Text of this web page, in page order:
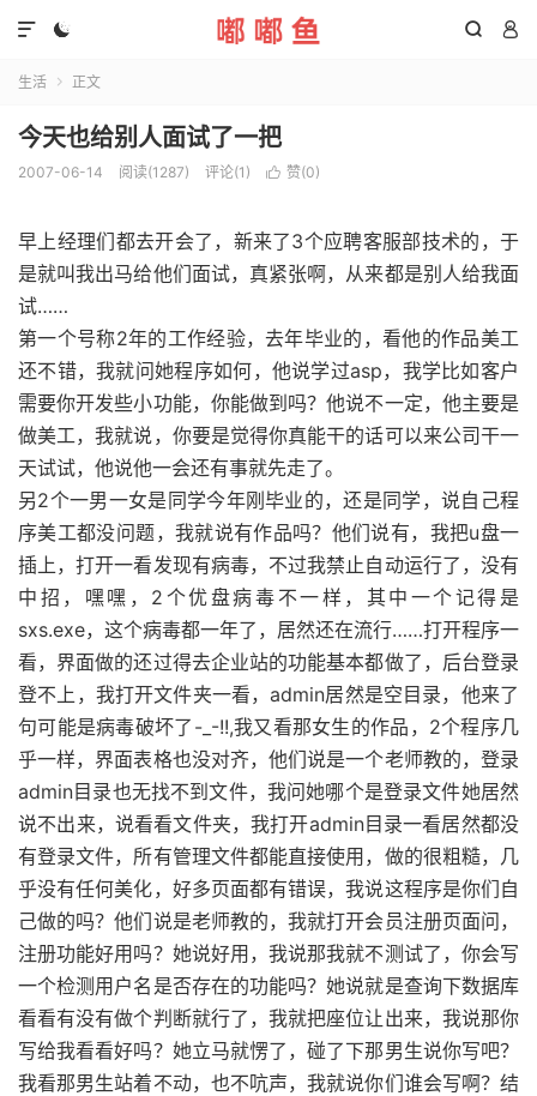
  

生活  正文
今天也给别人面试了一把
2007-06-14 阅读(1287) 评论(1)  赞(0)
早上经理们都去开会了，新来了3个应聘客服部技术的，于
是就叫我出马给他们面试，真紧张啊，从来都是别人给我面
试……
第一个号称2年的工作经验，去年毕业的，看他的作品美工
还不错，我就问她程序如何，他说学过asp，我学比如客户
需要你开发些小功能，你能做到吗？他说不一定，他主要是
做美工，我就说，你要是觉得你真能干的话可以来公司干一
天试试，他说他一会还有事就先走了。
另2个一男一女是同学今年刚毕业的，还是同学，说自己程
序美工都没问题，我就说有作品吗？他们说有，我把u盘一
插上，打开一看发现有病毒，不过我禁止自动运行了，没有
中招，嘿嘿，2个优盘病毒不一样，其中一个记得是
sxs.exe，这个病毒都一年了，居然还在流行……打开程序一
看，界面做的还过得去企业站的功能基本都做了，后台登录
登不上，我打开文件夹一看，admin居然是空目录，他来了
句可能是病毒破坏了-_-!!,我又看那女生的作品，2个程序几
乎一样，界面表格也没对齐，他们说是一个老师教的，登录
admin目录也无找不到文件，我问她哪个是登录文件她居然
说不出来，说看看文件夹，我打开admin目录一看居然都没
有登录文件，所有管理文件都能直接使用，做的很粗糙，几
乎没有任何美化，好多页面都有错误，我说这程序是你们自
己做的吗？他们说是老师教的，我就打开会员注册页面问，
注册功能好用吗？她说好用，我说那我就不测试了，你会写
一个检测用户名是否存在的功能吗？她说就是查询下数据库
看看有没有做个判断就行了，我就把座位让出来，我说那你
写给我看看好吗？她立马就愣了，碰了下那男生说你写吧？
我看那男生站着不动，也不吭声，我就说你们谁会写啊？结